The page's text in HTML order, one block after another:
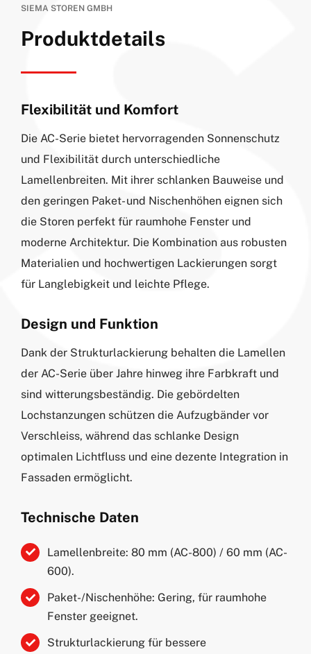
SIEMA STOREN GMBH
Produktdetails
Flexibilität und Komfort
Die AC-Serie bietet hervorragenden Sonnenschutz
und Flexibilität durch unterschiedliche
Lamellenbreiten. Mit ihrer schlanken Bauweise und
den geringen Paket- und Nischenhöhen eignen sich
die Storen perfekt für raumhohe Fenster und
moderne Architektur. Die Kombination aus robusten
Materialien und hochwertigen Lackierungen sorgt
für Langlebigkeit und leichte Pflege.
Design und Funktion
Dank der Strukturlackierung behalten die Lamellen
der AC-Serie über Jahre hinweg ihre Farbkraft und
sind witterungsbeständig. Die gebördelten
Lochstanzungen schützen die Aufzugbänder vor
Verschleiss, während das schlanke Design
optimalen Lichtfluss und eine dezente Integration in
Fassaden ermöglicht.
Technische Daten
Lamellenbreite: 80 mm (AC-800) / 60 mm (AC-
600).
Paket-/Nischenhöhe: Gering, für raumhohe
Fenster geeignet.
Strukturlackierung für bessere